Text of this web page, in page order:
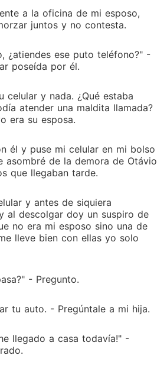
dicho a mi mejor amiga que
mujeres, era suficiente que mi
es una mujer mayor que yo, me
porque para ella yo era
cuarentón o no me llamo
jefe!
a la oficina de mi esposo,
juntos y no contesta.
¿atiendes ese puto teléfono?" -
poseída por él.
celular y nada. ¿Qué estaba
atender una maldita llamada?
era su esposa.
él y puse mi celular en mi bolso
asombré de la demora de Otávio
que llegaban tarde.
y antes de siquiera
al descolgar doy un suspiro de
no era mi esposo sino una de
lleve bien con ellas yo solo
- Pregunto.
tu auto. - Pregúntale a mi hija.
llegado a casa todavía!" -